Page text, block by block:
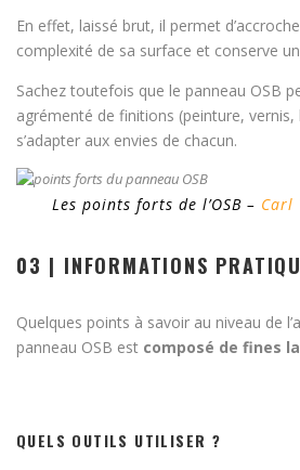
En effet, laissé brut, il permet
complexité de sa surface et conserve
Sachez toutefois que le panneau OSB
agrémenté de finitions (peinture,
s’adapter aux envies de chacun.
Les points forts de l’OSB – Carl
03 | INFORMATIONS
Quelques points à savoir au niveau de
panneau OSB est composé de fines
QUELS OUTILS UTILISER ?